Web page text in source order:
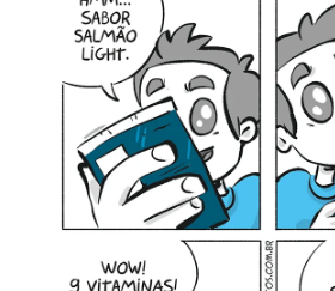
MINHA CONTA
CARRINHO